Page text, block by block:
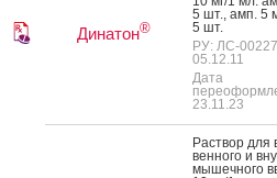
Динатон®
5 шт., амп. 5
5 шт.
РУ: ЛС-
05.12.11
Дата
23.11.23
Рас­твор для
вен­но­го и
мышеч­но­го